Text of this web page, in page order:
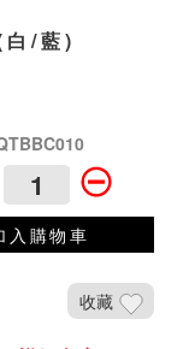
/ 藍 )
入購物車
收藏